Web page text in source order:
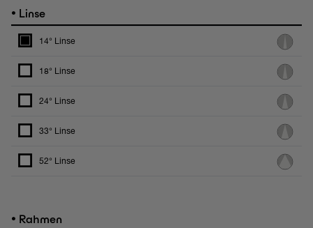
• Linse
14° Linse
18° Linse
24° Linse
33° Linse
52° Linse
• Rahmen